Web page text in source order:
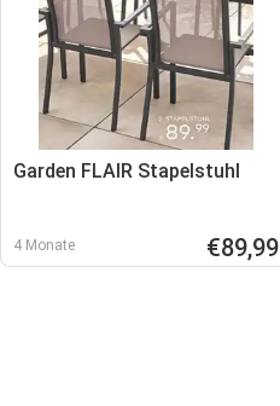
Garden FLAIR Stapelstuhl
4 Monate €89,99